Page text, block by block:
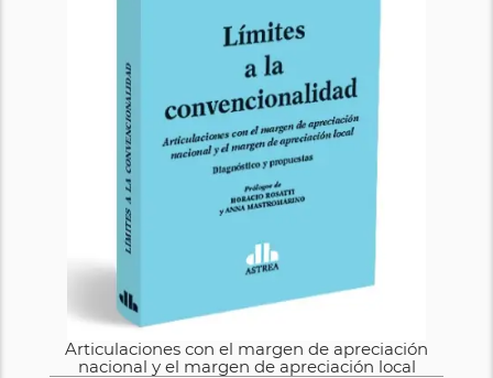
Articulaciones con el margen de apreciación
nacional y el margen de apreciación local